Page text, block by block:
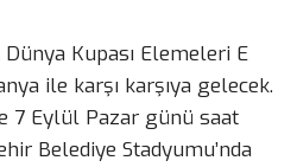
Dünya Kupası Elemeleri E
ile karşı karşıya gelecek.
7 Eylül Pazar günü saat
Belediye Stadyumu’nda